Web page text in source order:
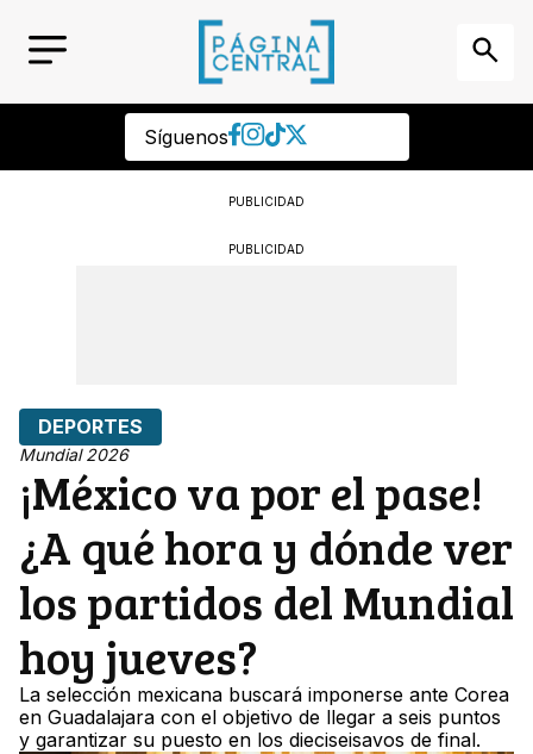
Síguenos
PUBLICIDAD
PUBLICIDAD
DEPORTES
Mundial 2026
¡México va por el pase!
¿A qué hora y dónde ver
los partidos del Mundial
hoy jueves?
La selección mexicana buscará imponerse ante Corea
en Guadalajara con el objetivo de llegar a seis puntos
y garantizar su puesto en los dieciseisavos de final.